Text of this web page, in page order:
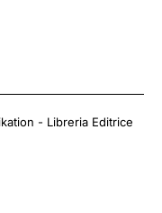
- Libreria Editrice